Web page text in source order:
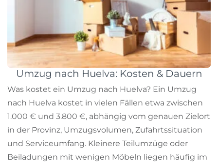
Umzug nach Huelva: Kosten & Dauern
Was kostet ein Umzug nach Huelva? Ein Umzug
nach Huelva kostet in vielen Fällen etwa zwischen
1.000 € und 3.800 €, abhängig vom genauen Zielort
in der Provinz, Umzugsvolumen, Zufahrtssituation
und Serviceumfang. Kleinere Teilumzüge oder
Beiladungen mit wenigen Möbeln liegen häufig im